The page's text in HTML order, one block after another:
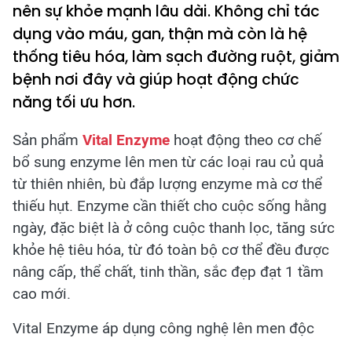
nên sự khỏe mạnh lâu dài. Không chỉ tác
dụng vào máu, gan, thận mà còn là hệ
thống tiêu hóa, làm sạch đường ruột, giảm
bệnh nơi đây và giúp hoạt động chức
năng tối ưu hơn.
Sản phẩm Vital Enzyme hoạt động theo cơ chế
bổ sung enzyme lên men từ các loại rau củ quả
từ thiên nhiên, bù đắp lượng enzyme mà cơ thể
thiếu hụt. Enzyme cần thiết cho cuộc sống hằng
ngày, đặc biệt là ở công cuộc thanh lọc, tăng sức
khỏe hệ tiêu hóa, từ đó toàn bộ cơ thể đều được
nâng cấp, thể chất, tinh thần, sắc đẹp đạt 1 tầm
cao mới.
Vital Enzyme áp dụng công nghệ lên men độc